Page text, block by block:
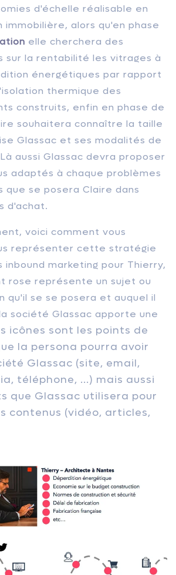
d'échelle réalisable en
immobilière, alors qu'en phase
elle cherchera des
sur la rentabilité les vitrages à
énergétiques par rapport
thermique des
construits, enfin en phase de
souhaitera connaître la taille
Glassac et ses modalités de
aussi Glassac devra proposer
adaptés à chaque problèmes
que se posera Claire dans
d'achat.
voici comment vous
représenter cette stratégie
inbound marketing pour Thierry,
rose représente un sujet ou
qu'il se se posera et auquel il
société Glassac apporte une
icônes sont les points de
la persona pourra avoir
Glassac (site, email,
téléphone, ...) mais aussi
que Glassac utilisera pour
contenus (vidéo, articles,